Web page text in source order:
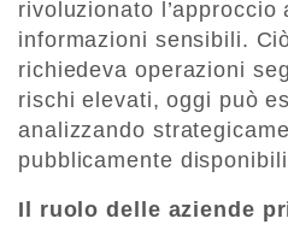
rivoluzionato l’approccio
informazioni sensibili.
richiedeva operazioni
rischi elevati, oggi può
analizzando
pubblicamente
Il ruolo delle aziende